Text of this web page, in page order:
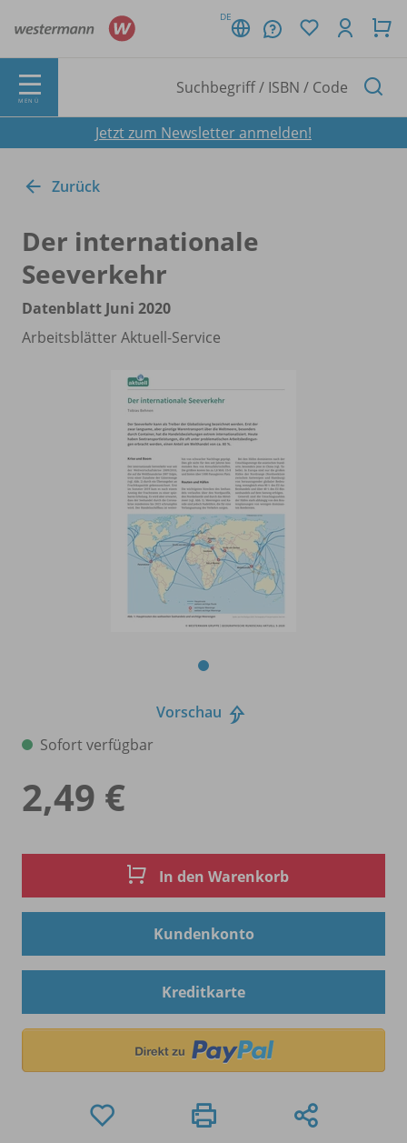
DE
MENÜ
Jetzt zum Newsletter anmelden!
Zurück
Der internationale
Seeverkehr
Datenblatt Juni 2020
Arbeitsblätter Aktuell-Service
Vorschau
Sofort verfügbar
2,49 €
In den Warenkorb
Kundenkonto
Kreditkarte